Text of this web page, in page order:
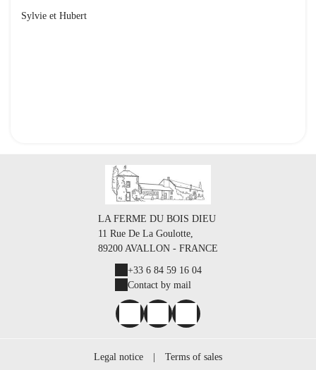
Sylvie et Hubert
LA FERME DU BOIS DIEU
11 Rue De La Goulotte,
89200 AVALLON - FRANCE
+33 6 84 59 16 04
Contact by mail
Legal notice | Terms of sales